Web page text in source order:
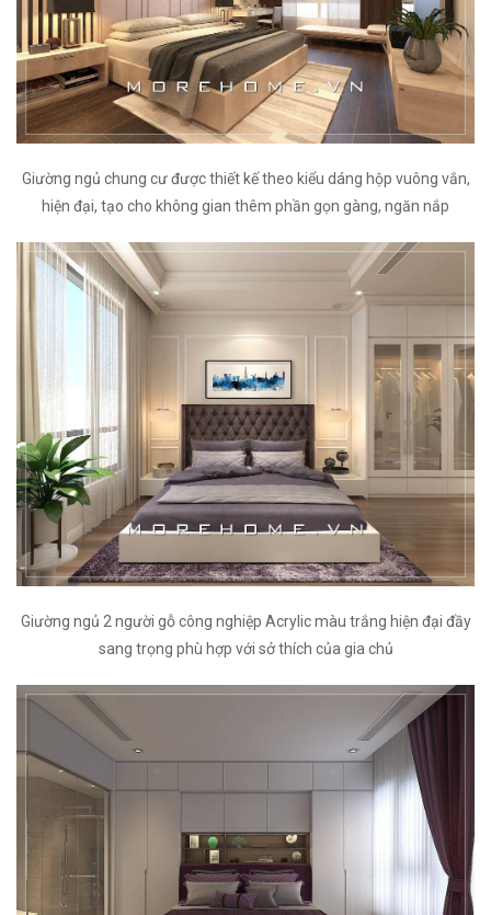
Giường ngủ chung cư được thiết kế theo kiểu dáng hộp vuông vắn,
hiện đại, tạo cho không gian thêm phần gọn gàng, ngăn nắp
Giường ngủ 2 người gỗ công nghiệp Acrylic màu trắng hiện đại đầy
sang trọng phù hợp với sở thích của gia chủ